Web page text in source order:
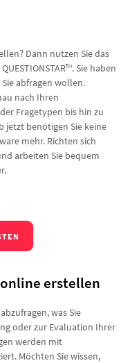
Dann nutzen Sie das
Sie haben
abfragen wollen.
nach Ihren
Fragetypen bis hin zu
jetzt benötigen Sie keine
mehr. Richten sich
arbeiten Sie bequem
erstellen
was Sie
oder zur Evaluation Ihrer
werden mit
Möchten Sie wissen,